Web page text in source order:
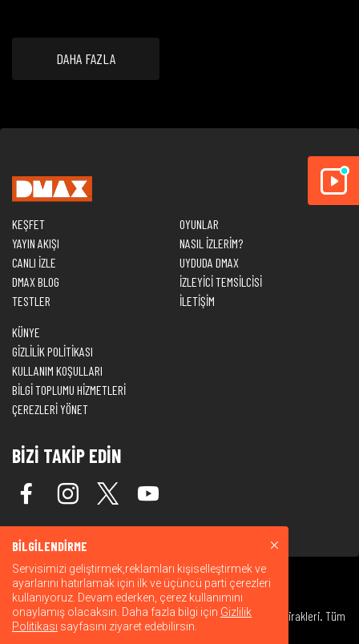
DAHA FAZLA
KEŞFET
YAYIN AKIŞI
CANLI İZLE
DMAX BLOG
TESTLER
OYUNLAR
NASIL İZLERİM?
UYDUDA DMAX
İZLEYİCİ TEMSİLCİSİ
İLETİŞİM
KÜNYE
GİZLİLİK POLİTİKASI
KULLANIM KOŞULLARI
BİLGİ TOPLUMU HİZMETLERİ
ÇEREZLERİ YÖNET
BİZİ TAKİP EDİN
© 2026 Warner Bros. Discovery, Inc. veya bağlı kuruluşları ve iştirakleri. Tüm
hakları saklıdır.
BİLGİLENDİRME
Servisimizi geliştirmek,reklamları kişiselleştirmek ve
ayarlarını hatırlamak için ilk ve üçüncü parti çerezleri
kullanıyoruz. Devam ederken, çerez kullanımını
onaylamış olacaksın. Daha fazla bilgi için Gizlilik
Politikası sayfasını ziyaret edebilirsin.